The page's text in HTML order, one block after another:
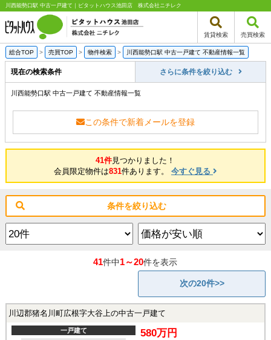
川西能勢口駅 中古一戸建て｜ピタットハウス池田店 株式会社ニチレク
賃貸検索 売買検索
総合TOP > 売買TOP > 物件検索 > 川西能勢口駅 中古一戸建て 不動産情報一覧
現在の検索条件 さらに条件を絞り込む
川西能勢口駅 中古一戸建て 不動産情報一覧
この条件で新着メールを登録
41件見つかりました！
会員限定物件は831件あります。 今すぐ見る
条件を絞り込む
41件中1～20件を表示
次の20件>>
川辺郡猪名川町広根字大谷上の中古一戸建て
一戸建て 580万円